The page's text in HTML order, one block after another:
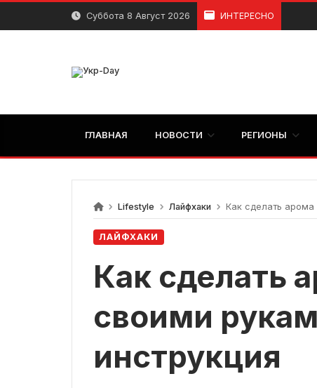
перейти
содержанию
Суббота 8 Август 2026 ИНТЕРЕСНО
ГЛАВНАЯ НОВОСТИ РЕГИОНЫ
Lifestyle Лайфхаки Как сделать арома
ЛАЙФХАКИ
Как сделать
своими
инструкция